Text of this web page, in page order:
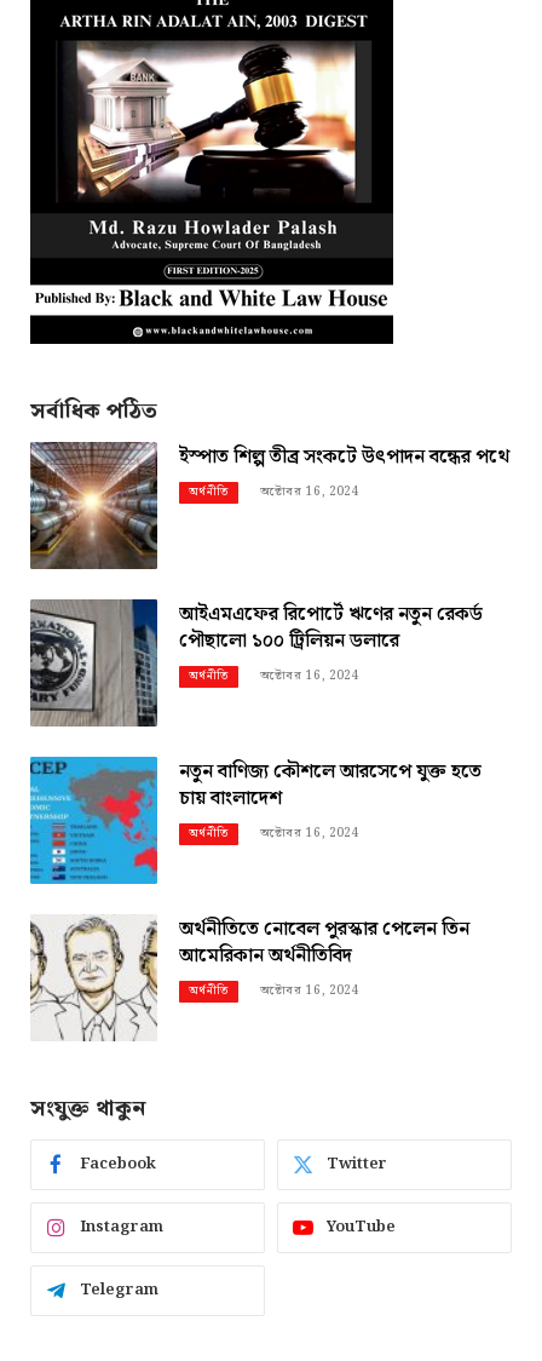
সর্বাধিক পঠিত
ইস্পাত শিল্প তীব্র সংকটে উৎপাদন বন্ধের পথে
অর্থনীতি অক্টোবর 16, 2024
আইএমএফের রিপোর্টে ঋণের নতুন রেকর্ড
পৌছালো ১০০ ট্রিলিয়ন ডলারে
অর্থনীতি অক্টোবর 16, 2024
নতুন বাণিজ্য কৌশলে আরসেপে যুক্ত হতে
চায় বাংলাদেশ
অর্থনীতি অক্টোবর 16, 2024
অর্থনীতিতে নোবেল পুরস্কার পেলেন তিন
আমেরিকান অর্থনীতিবিদ
অর্থনীতি অক্টোবর 16, 2024
সংযুক্ত থাকুন
Facebook Twitter
Instagram YouTube
Telegram